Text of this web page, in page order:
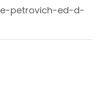
petrovich-ed-d-